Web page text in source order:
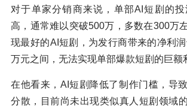
对于单家分销商来说，单部AI短剧的
高，通常难以突破500万，多数在300万
现最好的AI短剧，为发行商带来的净利
万元之间，无法实现单部爆款短剧的巨额
在他看来，AI短剧降低了制作门槛，导
分散，目前尚未出现类似真人短剧领域